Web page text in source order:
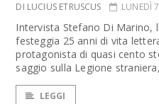
DI LUCIUS ETRUSCUS LUNEDÌ
Intervista Stefano Di Marino,
festeggia 25 anni di vita
protagonista di quasi cento
saggio sulla Legione
LEGGI